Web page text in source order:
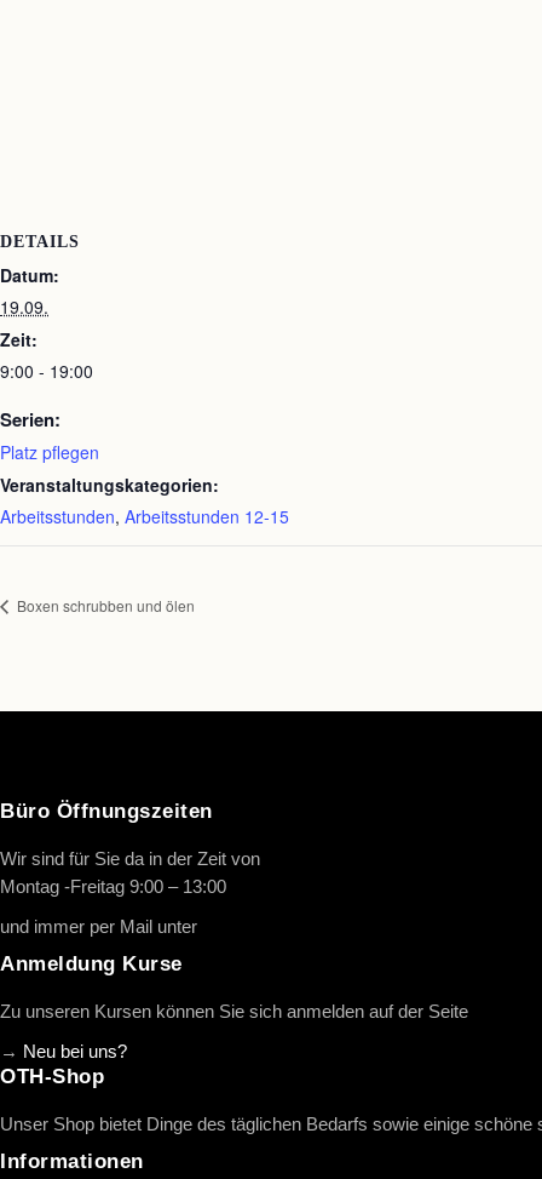
DETAILS
Datum:
19.09.
Zeit:
9:00 - 19:00
Serien:
Platz pflegen
Veranstaltungskategorien:
Arbeitsstunden, Arbeitsstunden 12-15
Boxen schrubben und ölen
Büro Öffnungszeiten
Wir sind für Sie da in der Zeit von
Montag -Freitag 9:00 – 13:00
und immer per Mail unter
Anmeldung Kurse
Zu unseren Kursen können Sie sich anmelden auf der Seite
→ Neu bei uns?
OTH-Shop
Unser Shop bietet Dinge des täglichen Bedarfs sowie einige
Informationen